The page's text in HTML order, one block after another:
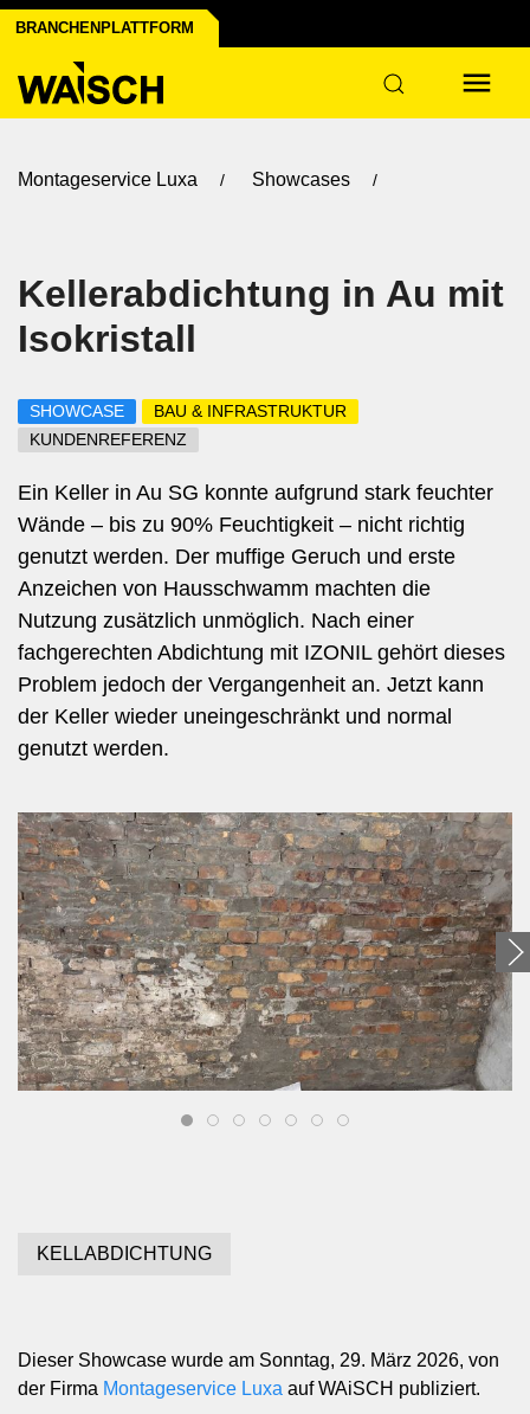
BRANCHENPLATTFORM
Montageservice Luxa Showcases
Kellerabdichtung in Au mit
Isokristall
SHOWCASE
BAU & INFRASTRUKTUR
KUNDENREFERENZ
Ein Keller in Au SG konnte aufgrund stark feuchter
Wände – bis zu 90% Feuchtigkeit – nicht richtig
genutzt werden. Der muffige Geruch und erste
Anzeichen von Hausschwamm machten die
Nutzung zusätzlich unmöglich. Nach einer
fachgerechten Abdichtung mit IZONIL gehört dieses
Problem jedoch der Vergangenheit an. Jetzt kann
der Keller wieder uneingeschränkt und normal
genutzt werden.
KELLABDICHTUNG
Dieser Showcase wurde am Sonntag, 29. März 2026, von
der Firma Montageservice Luxa auf WAiSCH publiziert.